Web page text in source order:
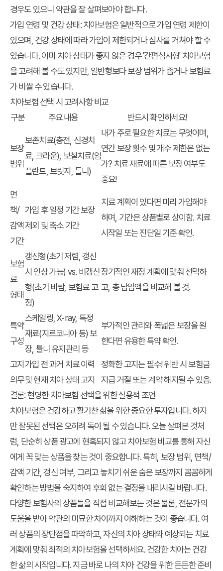
경우도 있으니 약관을 잘 살펴보아야 합니다.
가입 연령 및 건강 상태:치아보험은 일반적으로 가입 연령 제한이
있으며, 건강 상태에 따라 가입이 제한되거나 심사를 거쳐야 할 수
있습니다. 이미 치아 상태가 좋지 않은 경우 '간편심사형' 치아보험
을 고려해 볼 수도 있지만, 일반형보다 보장 범위가 좁거나 보험료
가 비쌀 수 있습니다.
치아보험 선택 시 고려사항 비교
구분
주요 내용 반드시 확인하세요!
보장
범위
보존치료(충전, 신경치
료, 크라운), 보철치료(임
플란트, 브릿지, 틀니)
내가 주로 필요한 치료는 무엇이며,
연간 보장 횟수 및 개수 제한은 없는
가? 치료 재료에 따른 보장 여부도
중요!
면
책/
감액
기간
가입 후 일정 기간 보장
제외 및 축소 기간
치료 계획이 있다면 미리 가입해야
하며, 기간은 상품별로 상이함. 치료
시작일 또는 진단일 기준 확인.
보험
료
형태
갱신형(초기 저렴, 갱신
시 인상 가능) vs. 비갱신
형(초기 비쌈, 보험료 고
정)
장기적인 재정 계획에 맞춰 선택하
고, 총 납입액을 비교해 볼 것.
특약
구성
스케일링, X-ray, 특정
재료(지르코니아 등) 보
장, 틀니 유지관리 등
부가적인 관리와 폭넓은 보장을 원
한다면 유용한 특약 확인.
고지
의무
가입 전 과거 치료 이력
및 현재 치아 상태 고지
정확한 고지는 필수! 위반 시 보험금
지급 거절 또는 계약 해지될 수 있음.
결론: 현명한 치아보험 선택을 위한 실용적 조언
치아보험은 건강하고 활기찬 삶을 위한 중요한 투자입니다. 하지
만 잘못된 선택은 오히려 독이 될 수 있습니다. 오늘 살펴본 것처
럼, 단순히 상품 광고에 현혹되지 않고 치아보험 비교를 통해 자신
에게 꼭 맞는 상품을 찾는 것이 중요합니다. 특히, 보장 범위, 면책/
감액 기간, 갱신 여부, 그리고 놓치기 쉬운 숨은 보장까지 꼼꼼하게
확인하는 방법을 숙지하여 후회 없는 결정을 내리시길 바랍니다.
다양한 보험사의 상품들을 직접 비교해보는 것은 물론, 전문가의
도움을 받아 약관의 미묘한 차이까지 이해하는 것이 좋습니다. 여
러 상품의 장단점을 파악하고, 자신의 치아 상태와 예상되는 치료
계획에 맞춰 최적의 치아보험을 선택하세요. 건강한 치아는 건강
한 삶의 시작입니다. 지금 바로 나의 치아 건강을 위한 든든한 준비